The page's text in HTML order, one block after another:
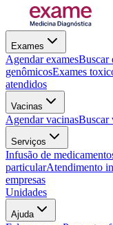
Exames
Agendar examesBuscar
genômicosExames
atendidos
Vacinas
Agendar vacinasBuscar
Serviços
Infusão de
particularAtendimento
empresas
Unidades
Ajuda